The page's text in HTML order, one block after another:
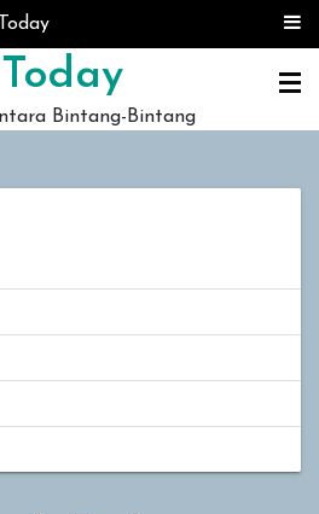
Bintang-Bintang